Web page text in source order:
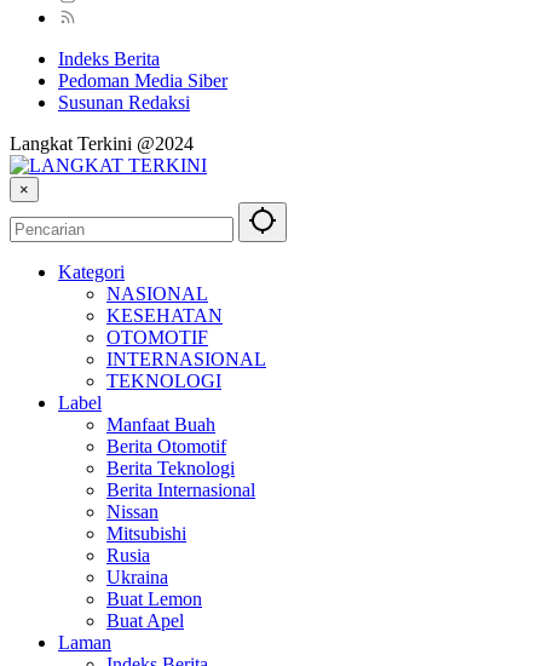
Indeks Berita
Pedoman Media Siber
Susunan Redaksi
Langkat Terkini @2024
×
Kategori
NASIONAL
KESEHATAN
OTOMOTIF
INTERNASIONAL
TEKNOLOGI
Label
Manfaat Buah
Berita Otomotif
Berita Teknologi
Berita Internasional
Nissan
Mitsubishi
Rusia
Ukraina
Buat Lemon
Buat Apel
Laman